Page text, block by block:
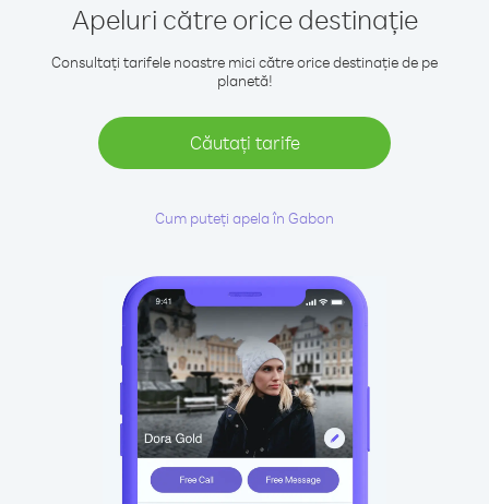
Apeluri către orice destinație
Consultați tarifele noastre mici către orice destinație de pe
planetă!
Căutați tarife
Cum puteți apela în Gabon